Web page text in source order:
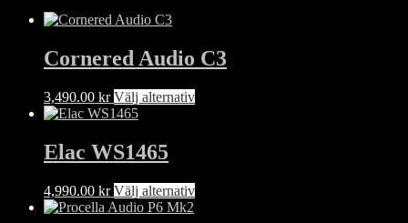
olika
alternativen
kan
väljas
Cornered Audio C3
3,490.00 kr Välj alternativDen
De
Elac WS1465
4,990.00 kr Välj alternativDen